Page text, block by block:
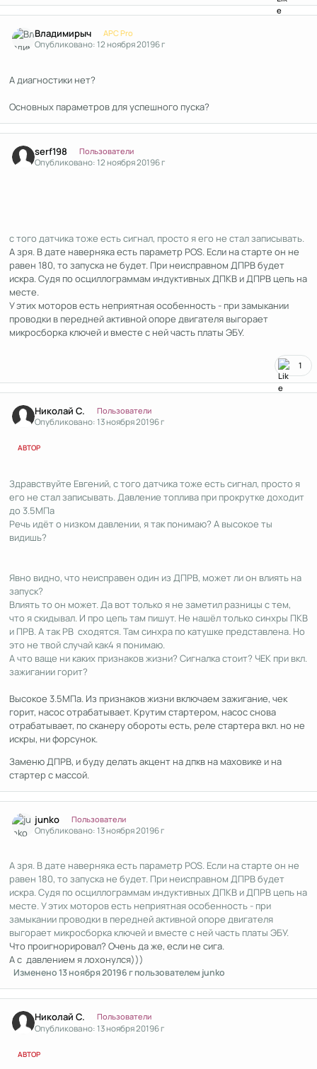
Владимирыч APC Pro
Опубликовано:12 ноября 20196 г
А диагностики нет?
Основных параметров для успешного пуска?
serf198 Пользователи
Опубликовано:12 ноября 20196 г
с того датчика тоже есть сигнал, просто я его не стал записывать.
А зря. В дате наверняка есть параметр POS. Если на старте он не
равен 180, то запуска не будет. При неисправном ДПРВ будет
искра. Судя по осциллограммам индуктивных ДПКВ и ДПРВ цепь на
месте.
У этих моторов есть неприятная особенность - при замыкании
проводки в передней активной опоре двигателя выгорает
микросборка ключей и вместе с ней часть платы ЭБУ.
1
Николай С. Пользователи
Опубликовано:13 ноября 20196 г
АВТОР
Здравствуйте Евгений, с того датчика тоже есть сигнал, просто я
его не стал записывать. Давление топлива при прокрутке доходит
до 3.5МПа
Речь идёт о низком давлении, я так понимаю? А высокое ты
видишь?
Явно видно, что неисправен один из ДПРВ, может ли он влиять на
запуск?
Влиять то он может. Да вот только я не заметил разницы с тем,
что я скидывал. И про цепь там пишут. Не нашёл только синхры ПКВ
и ПРВ. А так РВ сходятся. Там синхра по катушке представлена. Но
это не твой случай как4 я понимаю.
А что ваще ни каких признаков жизни? Сигналка стоит? ЧЕК при вкл.
зажигании горит?
Высокое 3.5МПа. Из признаков жизни включаем зажигание, чек
горит, насос отрабатывает. Крутим стартером, насос снова
отрабатывает, по сканеру обороты есть, реле стартера вкл. но не
искры, ни форсунок.
Заменю ДПРВ, и буду делать акцент на дпкв на маховике и на
стартер с массой.
junko Пользователи
Опубликовано:13 ноября 20196 г
А зря. В дате наверняка есть параметр POS. Если на старте он не
равен 180, то запуска не будет. При неисправном ДПРВ будет
искра. Судя по осциллограммам индуктивных ДПКВ и ДПРВ цепь на
месте. У этих моторов есть неприятная особенность - при
замыкании проводки в передней активной опоре двигателя
выгорает микросборка ключей и вместе с ней часть платы ЭБУ.
Что проигнорировал? Очень да же, если не сига.
А с давлением я лохонулся)))
Изменено13 ноября 20196 гпользователем junko
Николай С. Пользователи
Опубликовано:13 ноября 20196 г
АВТОР